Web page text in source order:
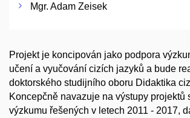
Mgr. Adam Zeisek
Projekt je koncipován jako podpora
učení a vyučování cizích jazyků a bude
doktorského studijního oboru Didaktika
Koncepčně navazuje na výstupy projektů
výzkumu řešených v letech 2011 - 2017,